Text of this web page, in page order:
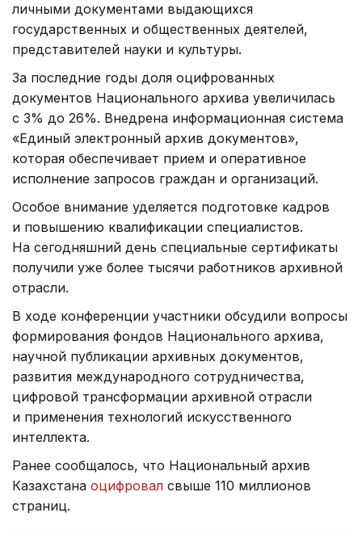
личными документами выдающихся
государственных и общественных деятелей,
представителей науки и культуры.
За последние годы доля оцифрованных
документов Национального архива увеличилась
с 3% до 26%. Внедрена информационная система
«Единый электронный архив документов»,
которая обеспечивает прием и оперативное
исполнение запросов граждан и организаций.
Особое внимание уделяется подготовке кадров
и повышению квалификации специалистов.
На сегодняшний день специальные сертификаты
получили уже более тысячи работников архивной
отрасли.
В ходе конференции участники обсудили вопросы
формирования фондов Национального архива,
научной публикации архивных документов,
развития международного сотрудничества,
цифровой трансформации архивной отрасли
и применения технологий искусственного
интеллекта.
Ранее сообщалось, что Национальный архив
Казахстана оцифровал свыше 110 миллионов
страниц.